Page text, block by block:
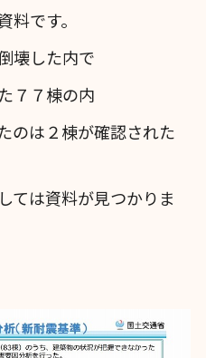
です。
壊した内で
７７棟の内
のは２棟が確認された
ては資料が見つかりま